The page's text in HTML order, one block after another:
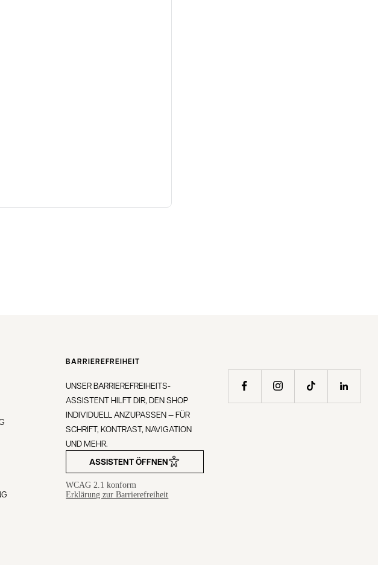
BARRIEREFREIHEIT
UNSER BARRIEREFREIHEITS-
ASSISTENT HILFT DIR, DEN SHOP
INDIVIDUELL ANZUPASSEN — FÜR
SCHRIFT, KONTRAST, NAVIGATION
UND MEHR.
ASSISTENT ÖFFNEN
WCAG 2.1 konform
Erklärung zur Barrierefreiheit